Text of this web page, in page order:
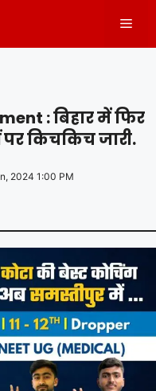
: बिहार में फिर
पर किचकिच जारी.
2024 1:00 PM